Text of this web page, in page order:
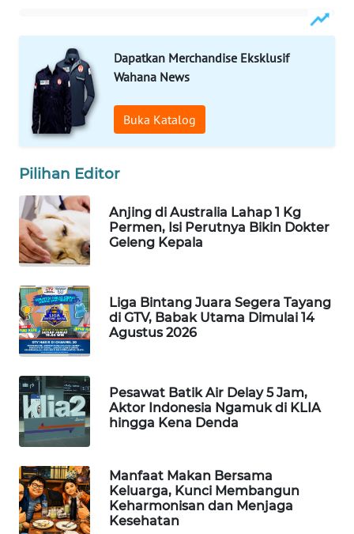
Dapatkan Merchandise Eksklusif
Wahana News
Buka Katalog
Pilihan Editor
Anjing di Australia Lahap 1 Kg
Permen, Isi Perutnya Bikin Dokter
Geleng Kepala
Liga Bintang Juara Segera Tayang
di GTV, Babak Utama Dimulai 14
Agustus 2026
Pesawat Batik Air Delay 5 Jam,
Aktor Indonesia Ngamuk di KLIA
hingga Kena Denda
Manfaat Makan Bersama
Keluarga, Kunci Membangun
Keharmonisan dan Menjaga
Kesehatan
NEWS
WAHANA
TANI
ADVOKAT
WAHANA
INFRASTRUKTUR
KONSUMEN
WAHANA
LISTRIK
WAHANA
TRAVEL
WAHANA
TV
WAHANANEWS
ID